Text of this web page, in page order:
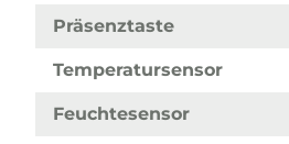
Präsenztaste
Temperatursensor
Feuchtesensor